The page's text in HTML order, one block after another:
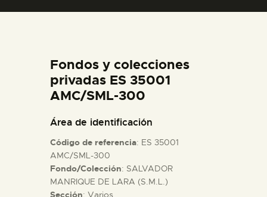
ESPAÑOL
PREPARAR LA VISITA
█
Fondos y colecciones
privadas ES 35001
AMC/SML-300
Área de identificación
Código de referencia: ES 35001
AMC/SML-300
Fondo/Colección: SALVADOR
MANRIQUE DE LARA (S.M.L.)
Sección: Varios